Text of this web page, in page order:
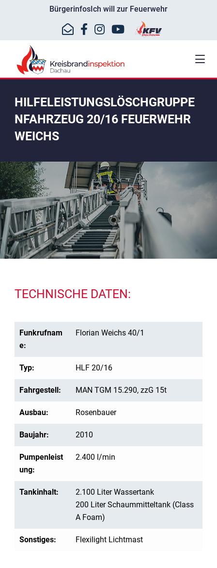
BürgerinfosIch will zur Feuerwehr
HILFELEISTUNGSLÖSCHGRUPPE
NFAHRZEUG 20/16 FEUERWEHR
WEICHS
TECHNISCHE DATEN:
Funkrufnam
e:
Florian Weichs 40/1
Typ: HLF 20/16
Fahrgestell: MAN TGM 15.290, zzG 15t
Ausbau: Rosenbauer
Baujahr: 2010
Pumpenleist
ung:
2.400 l/min
Tankinhalt:
2.100 Liter Wassertank
200 Liter Schaummitteltank (Class
A Foam)
Sonstiges: Flexilight Lichtmast